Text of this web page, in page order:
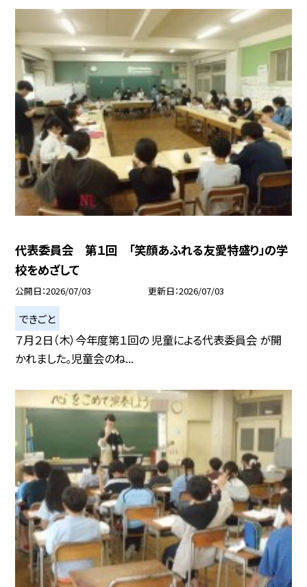
代表委員会 第１回 「笑顔あふれる友愛特盛り」の学
校をめざして
公開日 2026/07/03 更新日 2026/07/03
できごと
７月２日（木）今年度第１回の 児童による代表委員会 が開
かれました。児童会のね...